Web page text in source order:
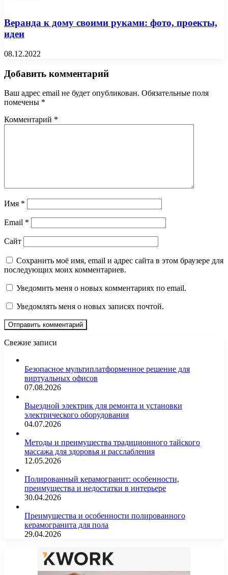
Веранда к дому своими руками: фото, проекты,
идеи
08.12.2022
Добавить комментарий
Ваш адрес email не будет опубликован. Обязательные поля
помечены *
Комментарий *
Имя *
Email *
Сайт
Сохранить моё имя, email и адрес сайта в этом браузере для
последующих моих комментариев.
Уведомить меня о новых комментариях по email.
Уведомлять меня о новых записях почтой.
Свежие записи
Безопасное мультиплатформенное решение для
виртуальных офисов
07.08.2026
Выездной электрик для ремонта и установки
электрического оборудования
04.07.2026
Методы и преимущества традиционного тайского
массажа для здоровья и расслабления
12.05.2026
Полированный керамогранит: особенности,
преимущества и недостатки в интерьере
30.04.2026
Преимущества и особенности полированного
керамогранита для пола
29.04.2026